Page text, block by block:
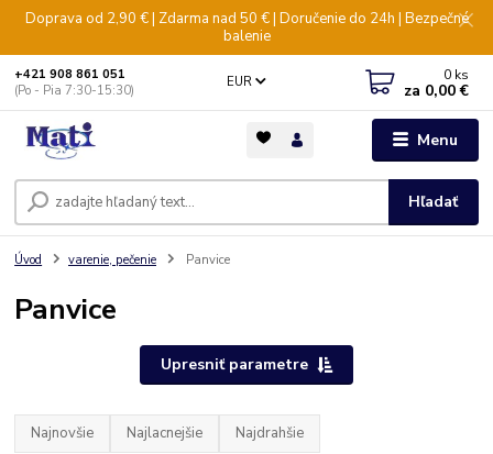
Doprava od 2,90 € | Zdarma nad 50 € | Doručenie do 24h | Bezpečné
balenie
Menu
EUR
Hľadať
+421 908 861 051
(Po - Pia 7:30-15:30)
0 ks
za 0,00 €
Úvod varenie, pečenie Panvice
Panvice
Upresniť parametre
Najnovšie Najlacnejšie Najdrahšie